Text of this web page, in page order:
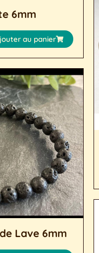
6mm
au panier
Lave 6mm